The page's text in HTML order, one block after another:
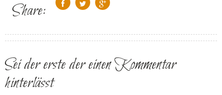
Share:
Sei der erste der einen Kommentar
hinterlässt